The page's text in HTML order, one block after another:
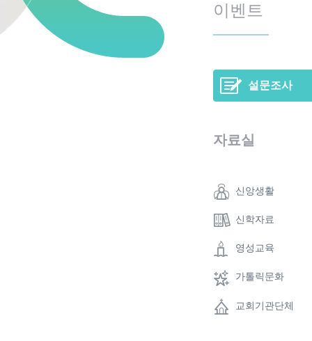
이벤트
설문조사
자료실
신앙생활
신학자료
영성교육
가톨릭문화
교회기관단체